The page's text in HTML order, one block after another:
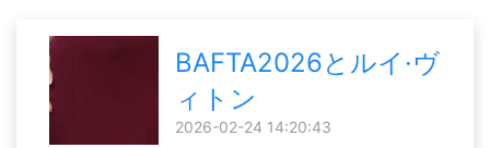
BAFTA2026とルイ·ヴ
ィトン
2026-02-24 14:20:43